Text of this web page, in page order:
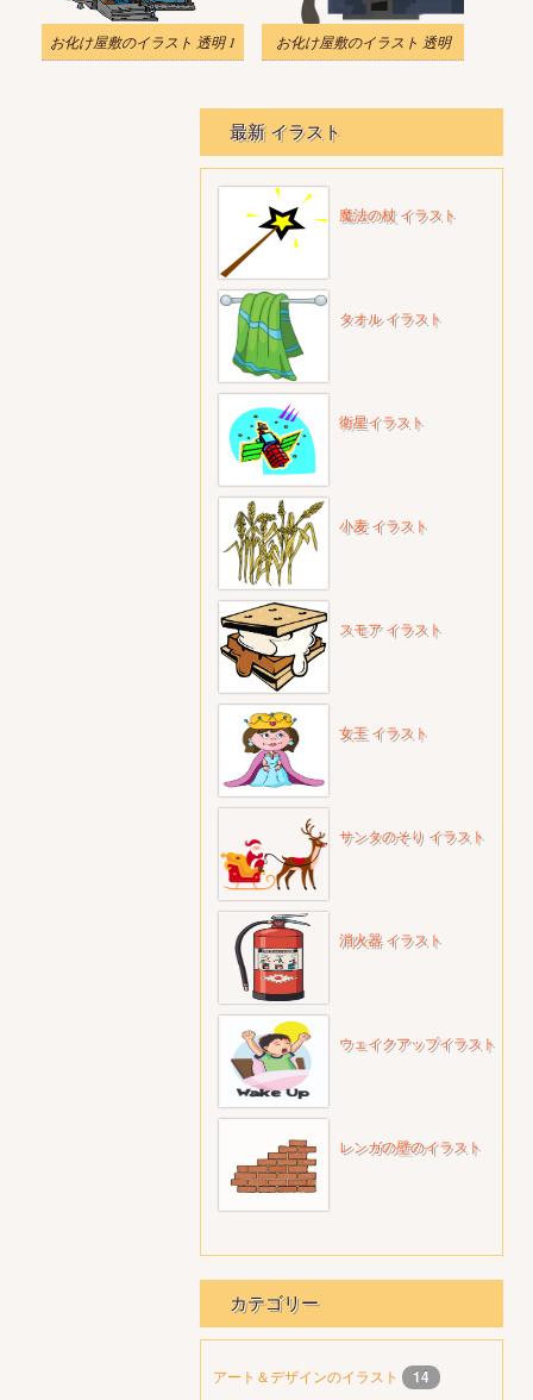
お化け屋敷のイラスト 透明 1 お化け屋敷のイラスト 透明
最新 イラスト
魔法の杖 イラスト
タオル イラスト
衛星イラスト
小麦 イラスト
スモア イラスト
女王 イラスト
サンタのそり イラスト
消火器 イラスト
ウェイクアップイラスト
レンガの壁のイラスト
カテゴリー
アート＆デザインのイラスト 14